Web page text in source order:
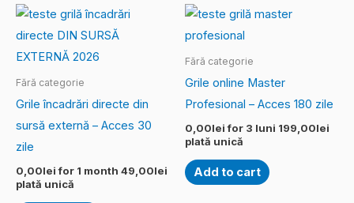
Fără categorie
Grile încadrări directe din
sursă externă – Acces 30
zile
0,00lei for 1 month 49,00lei
plată unică
Fără categorie
Grile online Master
Profesional – Acces 180 zile
0,00lei for 3 luni 199,00lei
plată unică
Add to cart